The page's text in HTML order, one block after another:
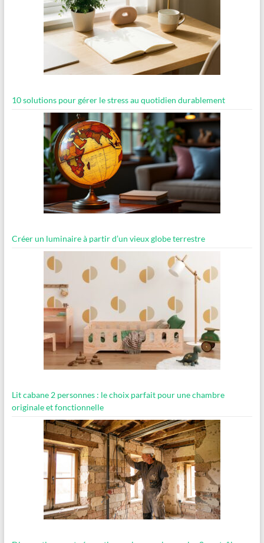
10 solutions pour gérer le stress au quotidien durablement
Créer un luminaire à partir d’un vieux globe terrestre
Lit cabane 2 personnes : le choix parfait pour une chambre
originale et fonctionnelle